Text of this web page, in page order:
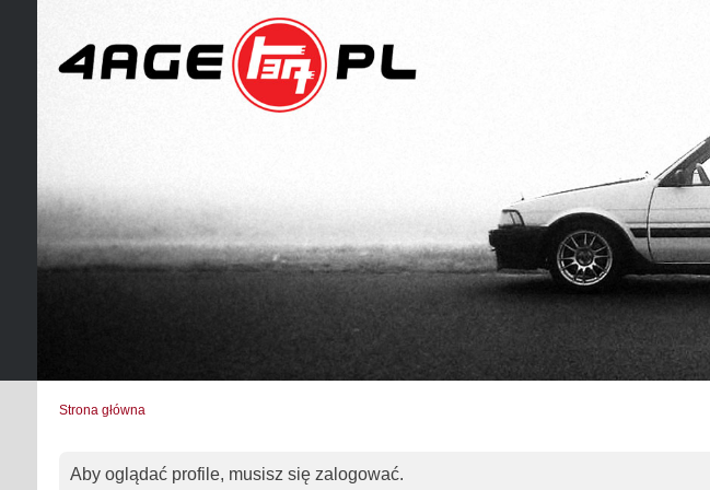
Strona główna
Aby oglądać profile, musisz się zalogować.